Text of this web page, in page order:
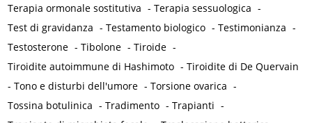
Terapia ormonale sostitutiva -Terapia sessuologica -
Test di gravidanza -Testamento biologico -Testimonianza -
Testosterone -Tibolone -Tiroide -
Tiroidite autoimmune di Hashimoto -Tiroidite di De Quervain
-Tono e disturbi dell'umore -Torsione ovarica -
Tossina botulinica -Tradimento -Trapianti -